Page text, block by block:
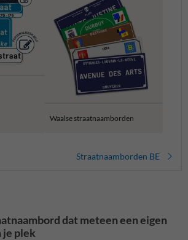
Waalse straatnaamborden
Straatnaamborden BE
dat meteen een eigen
je plek